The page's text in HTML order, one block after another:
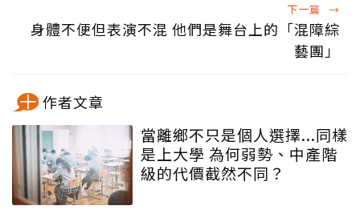
下一篇 →
身體不便但表演不混 他們是舞台上的「混障綜
藝團」
作者文章
當離鄉不只是個人選擇...同樣
是上大學 為何弱勢、中產階
級的代價截然不同？